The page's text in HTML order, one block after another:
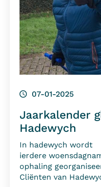
07-01-2025
Jaarkalender
Hadewych
In hadewych wordt
ierdere
ophaling
Cliënten van